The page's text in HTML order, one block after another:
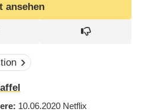
ansehen
10.06.2020 Netflix